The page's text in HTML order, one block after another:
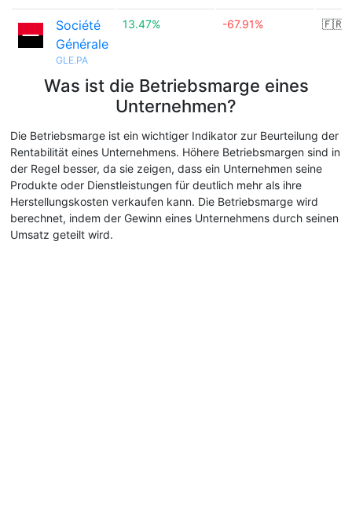
Société
Générale
GLE.PA
13.47% -67.91% 🇫🇷
Was ist die Betriebsmarge eines
Unternehmen?
Die Betriebsmarge ist ein wichtiger Indikator zur Beurteilung der
Rentabilität eines Unternehmens. Höhere Betriebsmargen sind in
der Regel besser, da sie zeigen, dass ein Unternehmen seine
Produkte oder Dienstleistungen für deutlich mehr als ihre
Herstellungskosten verkaufen kann. Die Betriebsmarge wird
berechnet, indem der Gewinn eines Unternehmens durch seinen
Umsatz geteilt wird.